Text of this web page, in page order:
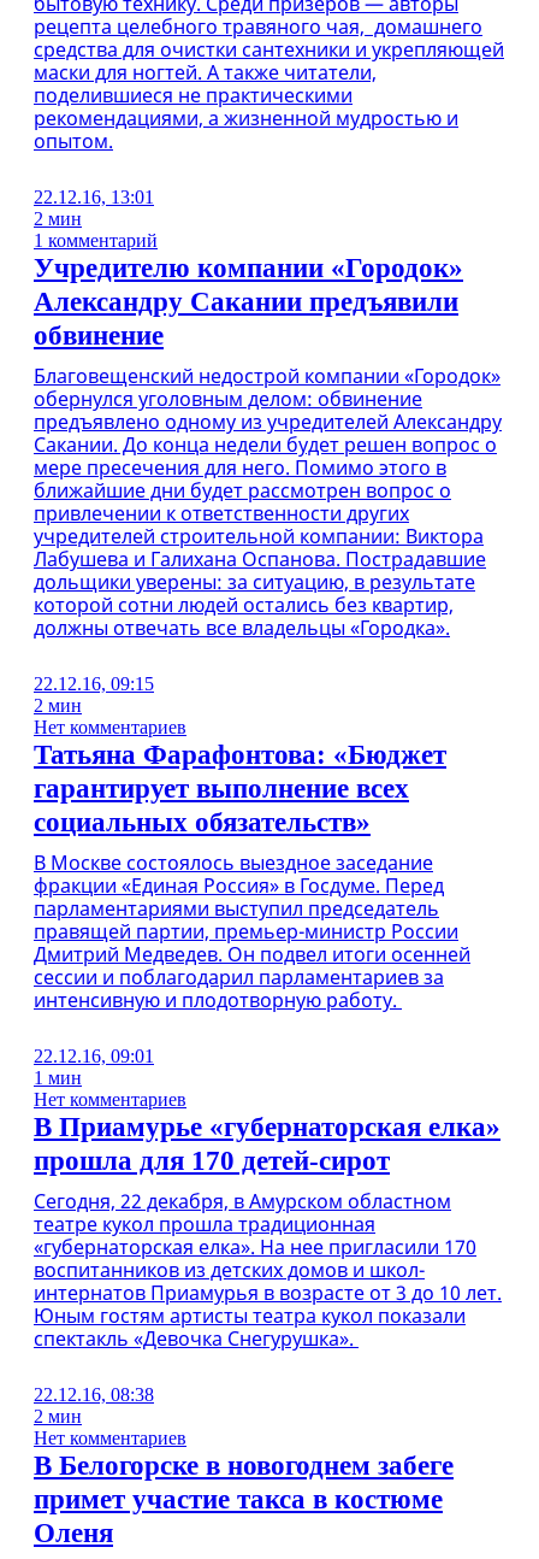
рецепта целебного травяного чая, домашнего
средства для очистки сантехники и укрепляющей
маски для ногтей. А также читатели,
поделившиеся не практическими
рекомендациями, а жизненной мудростью и
опытом.
22.12.16, 13:01
2 мин
1 комментарий
Учредителю компании «Городок»
Александру Сакании предъявили
обвинение
Благовещенский недострой компании «Городок»
обернулся уголовным делом: обвинение
предъявлено одному из учредителей Александру
Сакании. До конца недели будет решен вопрос о
мере пресечения для него. Помимо этого в
ближайшие дни будет рассмотрен вопрос о
привлечении к ответственности других
учредителей строительной компании: Виктора
Лабушева и Галихана Оспанова. Пострадавшие
дольщики уверены: за ситуацию, в результате
которой сотни людей остались без квартир,
должны отвечать все владельцы «Городка».
22.12.16, 09:15
2 мин
Нет комментариев
Татьяна Фарафонтова: «Бюджет
гарантирует выполнение всех
социальных обязательств»
В Москве состоялось выездное заседание
фракции «Единая Россия» в Госдуме. Перед
парламентариями выступил председатель
правящей партии, премьер-министр России
Дмитрий Медведев. Он подвел итоги осенней
сессии и поблагодарил парламентариев за
интенсивную и плодотворную работу.
22.12.16, 09:01
1 мин
Нет комментариев
В Приамурье «губернаторская елка»
прошла для 170 детей-сирот
Сегодня, 22 декабря, в Амурском областном
театре кукол прошла традиционная
«губернаторская елка». На нее пригласили 170
воспитанников из детских домов и школ-
интернатов Приамурья в возрасте от 3 до 10 лет.
Юным гостям артисты театра кукол показали
спектакль «Девочка Снегурушка».
22.12.16, 08:38
2 мин
Нет комментариев
В Белогорске в новогоднем забеге
примет участие такса в костюме
Оленя